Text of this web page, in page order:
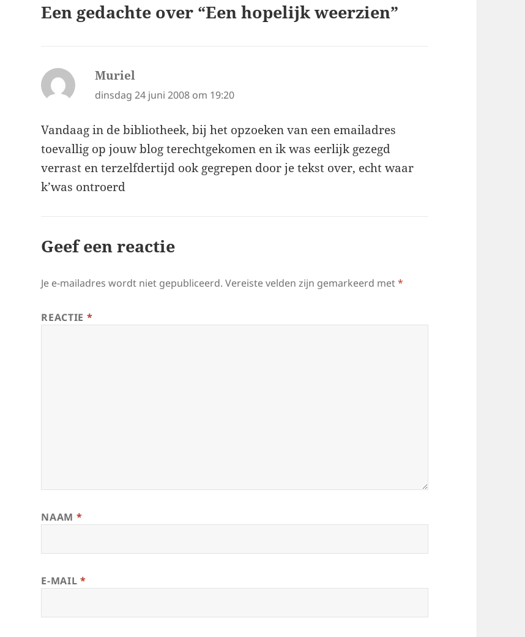
Een gedachte over “Een hopelijk weerzien”
Muriel
dinsdag 24 juni 2008 om 19:20
Vandaag in de bibliotheek, bij het opzoeken van een emailadres
toevallig op jouw blog terechtgekomen en ik was eerlijk gezegd
verrast en terzelfdertijd ook gegrepen door je tekst over, echt waar
k’was ontroerd
Geef een reactie
Je e-mailadres wordt niet gepubliceerd. Vereiste velden zijn gemarkeerd met*
REACTIE *
NAAM *
E-MAIL *